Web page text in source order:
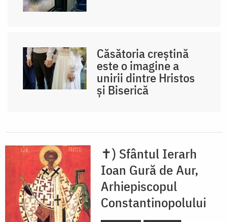
Căsătoria creștină
este o imagine a
unirii dintre Hristos
și Biserică
✝) Sfântul Ierarh
Ioan Gură de Aur,
Arhiepiscopul
Constantinopolului